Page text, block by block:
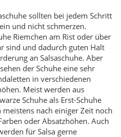
sollten bei jedem Schritt
und nicht schmerzen.
Riemchen am Rist oder über
sind und dadurch guten Halt
an Salsaschuhe. Aber
der Schuhe eine sehr
in verschiedenen
Meist werden aus
Schuhe als Erst-Schuhe
nach einiger Zeit noch
oder Absatzhöhen. Auch
für Salsa gerne